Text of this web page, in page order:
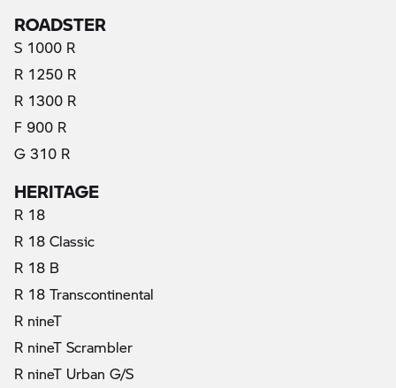
ROADSTER
S 1000 R
R 1250 R
R 1300 R
F 900 R
G 310 R
HERITAGE
R 18
R 18 Classic
R 18 B
R 18 Transcontinental
R nineT
R nineT Scrambler
R nineT Urban G/S